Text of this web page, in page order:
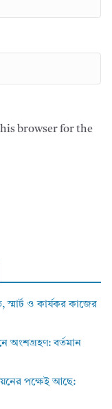
browser for the
ও কার্যকর কাজের
অংশগ্রহণ: বর্তমান
পক্ষেই আছে: